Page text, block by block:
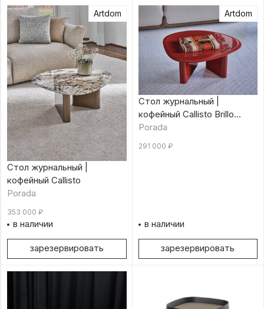
Artdom
Стол журнальный |
кофейный Callisto
Porada
353 000 ₽
в наличии
зарезервировать
Artdom
Стол журнальный |
кофейный Callisto Brillo
Rouge
Porada
291 000 ₽
в наличии
зарезервировать